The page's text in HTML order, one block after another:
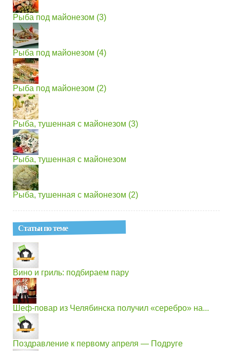
Рыба под майонезом (3)
Рыба под майонезом (4)
Рыба под майонезом (2)
Рыба, тушенная с майонезом (3)
Рыба, тушенная с майонезом
Рыба, тушенная с майонезом (2)
Статьи по теме
Вино и гриль: подбираем пару
Шеф-повар из Челябинска получил «серебро» на...
Поздравление к первому апреля — Подруге